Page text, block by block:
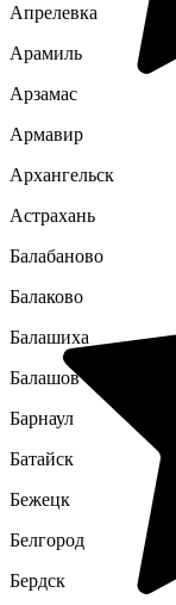
Апрелевка
Арамиль
Арзамас
Армавир
Архангельск
Астрахань
Балабаново
Балаково
Балашиха
Балашов
Барнаул
Батайск
Бежецк
Белгород
Бердск